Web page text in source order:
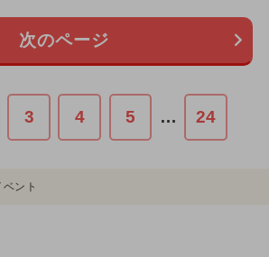
次のページ
3 4 5 … 24
ント